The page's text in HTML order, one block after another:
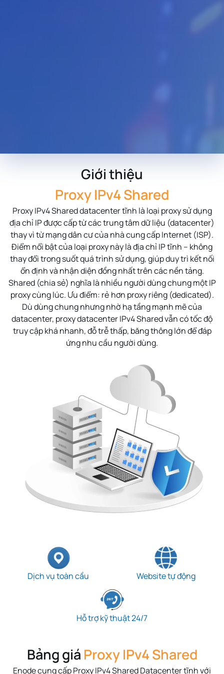
Giới thiệu
Proxy IPv4 Shared
Proxy IPv4 Shared datacenter tĩnh là loại proxy sử dụng
địa chỉ IP được cấp từ các trung tâm dữ liệu (datacenter)
thay vì từ mạng dân cư của nhà cung cấp Internet (ISP).
Điểm nổi bật của loại proxy này làđịa chỉ IP tĩnh – không
thay đổi trong suốt quá trình sử dụng, giúp duy trì kết nối
ổn định và nhận diện đồng nhất trên các nền tảng.
Shared (chia sẻ) nghĩa là nhiều người dùng chung một IP
proxy cùng lúc. Ưu điểm: rẻ hơn proxy riêng (dedicated).
Dù dùng chung nhưng nhờ hạ tầng mạnh mẽ của
datacenter, proxy datacenter IPv4 Shared vẫn có tốc độ
truy cập khá nhanh, đỗ trễ thấp, băng thông lớn để đáp
ứng nhu cầu người dùng.
Dịch vụ toàn cầu Website tự động
Hỗ trợ kỹ thuật 24/7
Bảng giá Proxy IPv4 Shared
Enodecung cấp Proxy IPv4 Shared Datacenter tĩnh với